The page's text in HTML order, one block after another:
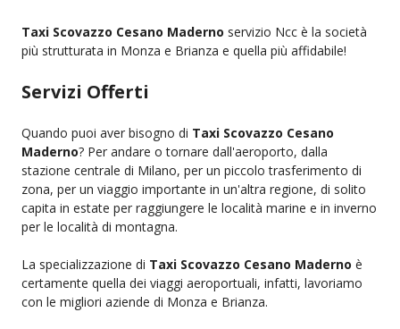
Taxi Scovazzo Cesano Maderno servizio Ncc è la società
più strutturata in Monza e Brianza e quella più affidabile!
Servizi Offerti
Quando puoi aver bisogno di Taxi Scovazzo Cesano
Maderno? Per andare o tornare dall'aeroporto, dalla
stazione centrale di Milano, per un piccolo trasferimento di
zona, per un viaggio importante in un'altra regione, di solito
capita in estate per raggiungere le località marine e in inverno
per le località di montagna.
La specializzazione di Taxi Scovazzo Cesano Maderno è
certamente quella dei viaggi aeroportuali, infatti, lavoriamo
con le migliori aziende di Monza e Brianza.